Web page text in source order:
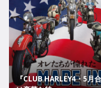
『CLUB HARLEY4・5月